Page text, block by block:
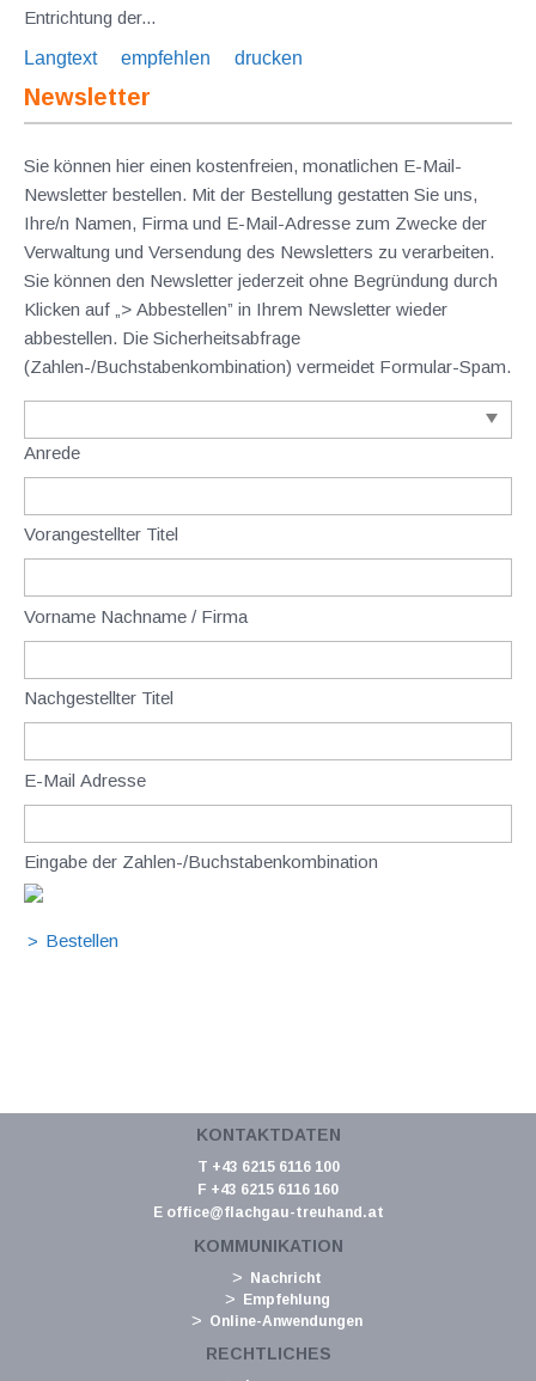
Entrichtung der...
Langtext
empfehlen drucken
Newsletter
Sie können hier einen kostenfreien, monatlichen E-Mail-
Newsletter bestellen. Mit der Bestellung gestatten Sie uns,
Ihre/n Namen, Firma und E-Mail-Adresse zum Zwecke der
Verwaltung und Versendung des Newsletters zu verarbeiten.
Sie können den Newsletter jederzeit ohne Begründung durch
Klicken auf „> Abbestellen” in Ihrem Newsletter wieder
abbestellen. Die Sicherheitsabfrage
(Zahlen-/Buchstabenkombination) vermeidet Formular-Spam.
Anrede
Vorangestellter Titel
Vorname Nachname / Firma
Nachgestellter Titel
E-Mail Adresse
Eingabe der Zahlen-/Buchstabenkombination
KONTAKTDATEN
T +43 6215 6116 100
F +43 6215 6116 160
E office@flachgau-treuhand.at
KOMMUNIKATION
Nachricht
Empfehlung
Online-Anwendungen
RECHTLICHES